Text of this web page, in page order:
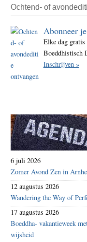
Ochtend- of
Abonneer je
Elke dag gratis
Boeddhistisch
Inschrijven »
6 juli 2026
Zomer Avond Zen in
12 augustus 2026
Wandering the Way of
17 augustus 2026
Boeddha- vakantieweek
wijsheid